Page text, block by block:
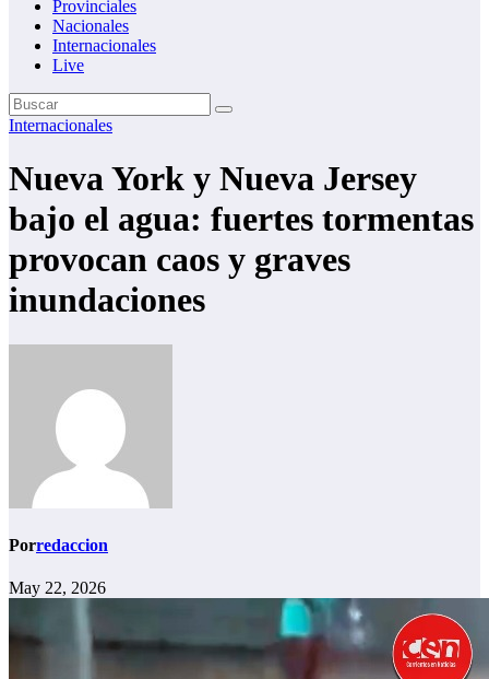
Provinciales
Nacionales
Internacionales
Live
Internacionales
Nueva York y Nueva Jersey
bajo el agua: fuertes tormentas
provocan caos y graves
inundaciones
Porredaccion
May 22, 2026